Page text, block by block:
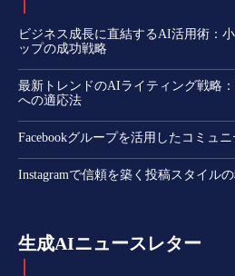
ビジネス成長に直結するAI活用術：
ップの成功戦略
最新トレンドのAIライティング戦略
への適応法
Facebookグループを活用したコミュ
Instagramで信頼を築く投稿スタイル
生成AIニュースレター